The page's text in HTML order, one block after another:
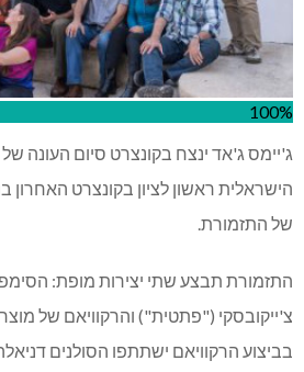
100%
ג'יימס ג'אד ינצח בקונצרט סיום העונה
הישראלית ראשון לציון בקונצרט האחרון
של התזמורת.
צ'ייקובסקי ("פתטית") והרקוויאם של
בביצוע הרקוויאם ישתתפו הסולנים